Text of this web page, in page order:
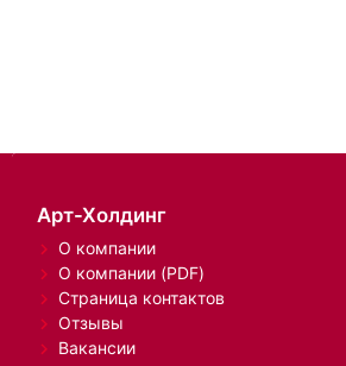
Арт-Холдинг
О компании
О компании (PDF)
Страница контактов
Отзывы
Вакансии